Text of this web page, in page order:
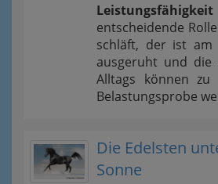
Leistungsfähigkeit
entscheidende
schläft, der ist am
ausgeruht und die
Alltags können zu
Belastungsprobe
Die Edelsten
Sonne